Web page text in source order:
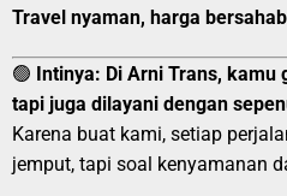
Travel nyaman, harga
🟢 Intinya: Di Arni Trans,
tapi juga dilayani dengan
Karena buat kami, setiap
jemput, tapi soal kenyamanan